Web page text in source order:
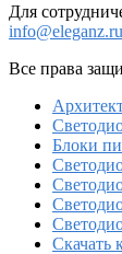
Для
info@eleganz.ru
Все права
Блоки
Скачать